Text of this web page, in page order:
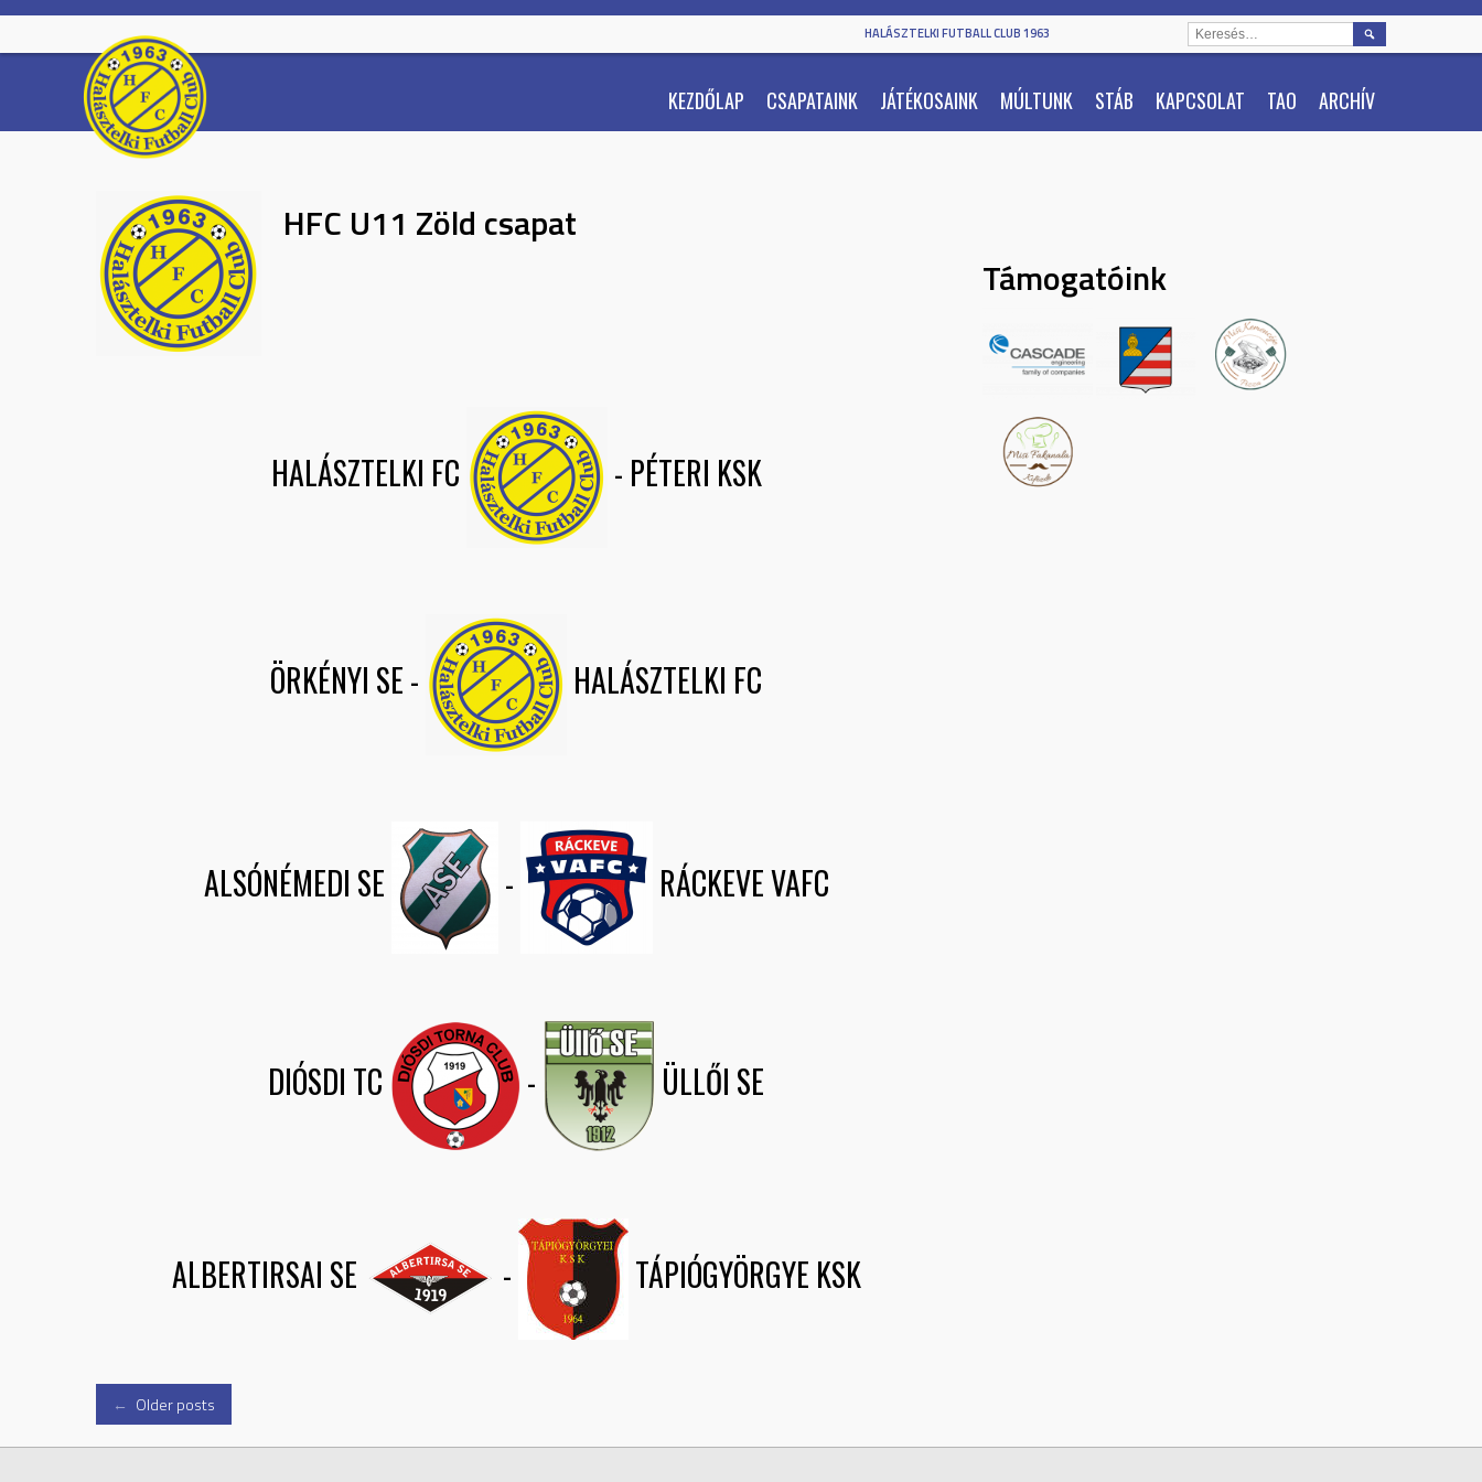
Skip
content
HALÁSZTELKI FUTBALL CLUB 1963
KEZDŐLAP CSAPATAINK JÁTÉKOSAINK MÚLTUNK STÁB KAPCSOLAT TAO ARCHÍV
KERESÉS:
HFC U11 Zöld csapat
HALÁSZTELKI FC - PÉTERI KSK
ÖRKÉNYI SE- HALÁSZTELKI FC
ALSÓNÉMEDI SE - RÁCKEVE VAFC
DIÓSDI TC - ÜLLŐI SE
ALBERTIRSAI SE - TÁPIÓGYÖRGYE KSK
Posts
← Older posts
Támogatóink